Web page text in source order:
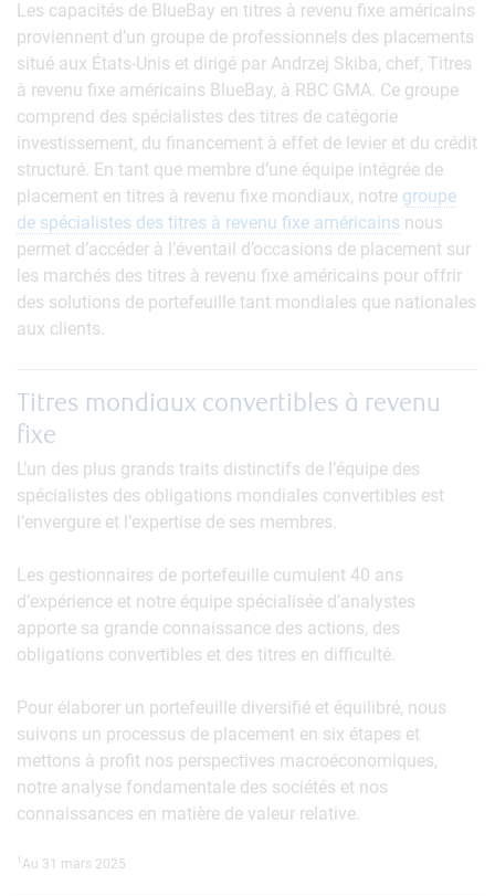
Les capacités de BlueBay en titres à revenu fixe américains
proviennent d’un groupe de professionnels des placements
situé aux États-Unis et dirigé par Andrzej Skiba, chef, Titres
à revenu fixe américains BlueBay, à RBC GMA. Ce groupe
comprend des spécialistes des titres de catégorie
investissement, du financement à effet de levier et du crédit
structuré. En tant que membre d’une équipe intégrée de
placement en titres à revenu fixe mondiaux, notre groupe
de spécialistes des titres à revenu fixe américains nous
permet d’accéder à l’éventail d’occasions de placement sur
les marchés des titres à revenu fixe américains pour offrir
des solutions de portefeuille tant mondiales que nationales
aux clients.
Titres mondiaux convertibles à revenu
fixe
L’un des plus grands traits distinctifs de l’équipe des
spécialistes des obligations mondiales convertibles est
l’envergure et l’expertise de ses membres.
Les gestionnaires de portefeuille cumulent 40 ans
d’expérience et notre équipe spécialisée d’analystes
apporte sa grande connaissance des actions, des
obligations convertibles et des titres en difficulté.
Pour élaborer un portefeuille diversifié et équilibré, nous
suivons un processus de placement en six étapes et
mettons à profit nos perspectives macroéconomiques,
notre analyse fondamentale des sociétés et nos
connaissances en matière de valeur relative.
1 Au 31 mars 2025